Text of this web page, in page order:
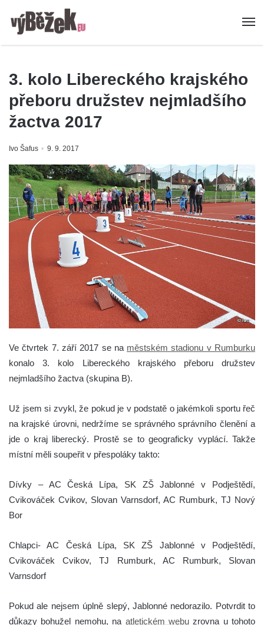
3. kolo Libereckého krajského
přeboru družstev nejmladšího
žactva 2017
Ivo Šafus 9. 9. 2017
Ve čtvrtek 7. září 2017 se na městském stadionu v Rumburku
konalo 3. kolo Libereckého krajského přeboru družstev
nejmladšího žactva (skupina B).
Už jsem si zvykl, že pokud je v podstatě o jakémkoli sportu řeč
na krajské úrovni, nedržíme se správného správního členění a
jde o kraj liberecký. Prostě se to geograficky vyplácí. Takže
místní měli soupeřit v přespoláky takto:
Dívky – AC Česká Lípa, SK ZŠ Jablonné v Podještědí,
Cvikováček Cvikov, Slovan Varnsdorf, AC Rumburk, TJ Nový
Bor
Chlapci- AC Česká Lípa, SK ZŠ Jablonné v Podještědí,
Cvikováček Cvikov, TJ Rumburk, AC Rumburk, Slovan
Varnsdorf
Pokud ale nejsem úplně slepý, Jablonné nedorazilo. Potvrdit to
důkazy bohužel nemohu, na atletickém webuzrovna u tohoto